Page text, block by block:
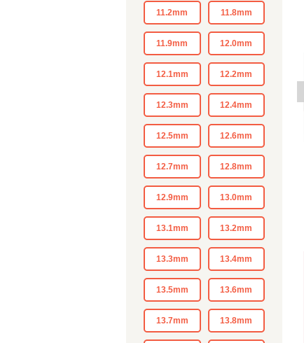
11.2mm 11.8mm
11.9mm 12.0mm
12.1mm 12.2mm
12.3mm 12.4mm
12.5mm 12.6mm
12.7mm 12.8mm
12.9mm 13.0mm
13.1mm 13.2mm
13.3mm 13.4mm
13.5mm 13.6mm
13.7mm 13.8mm